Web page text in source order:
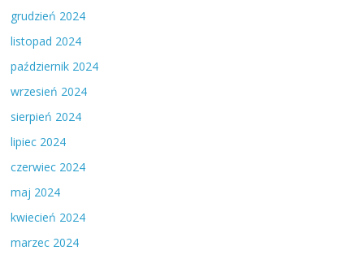
grudzień 2024
listopad 2024
październik 2024
wrzesień 2024
sierpień 2024
lipiec 2024
czerwiec 2024
maj 2024
kwiecień 2024
marzec 2024